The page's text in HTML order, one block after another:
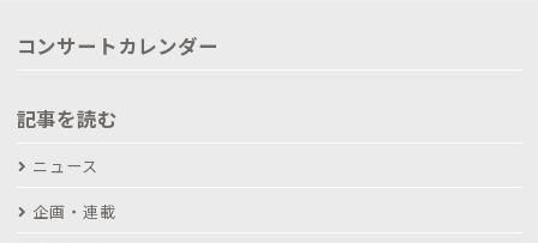
コンサートカレンダー
記事を読む
ニュース
企画・連載